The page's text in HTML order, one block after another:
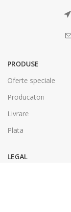
PRODUSE
Oferte speciale
Producatori
Livrare
Plata
LEGAL